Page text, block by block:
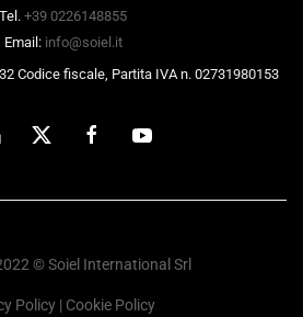
+39 0226148855
Email: info@soiel.it
Codice fiscale, Partita IVA n. 02731980153
© Soiel International Srl
Policy| Cookie Policy